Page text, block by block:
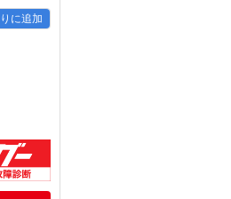
に追加